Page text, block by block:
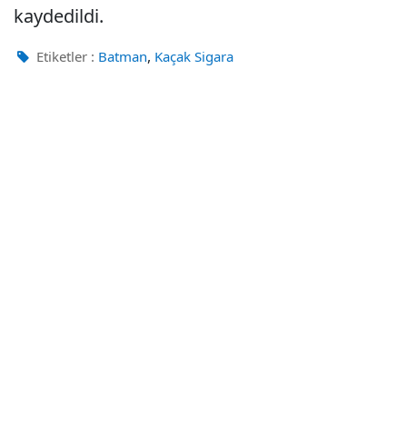
kaydedildi.
Etiketler : Batman, Kaçak Sigara